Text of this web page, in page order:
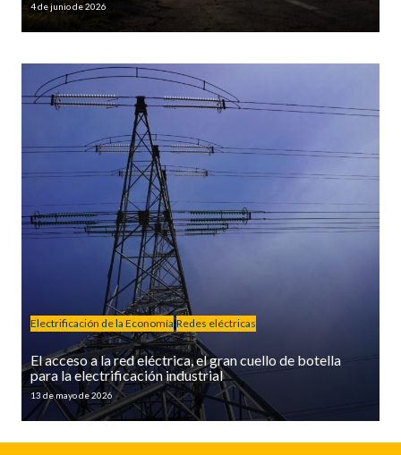
4 de junio de 2026
Electrificación de la Economía Redes eléctricas
El acceso a la red eléctrica, el gran cuello de botella
para la electrificación industrial
13 de mayo de 2026